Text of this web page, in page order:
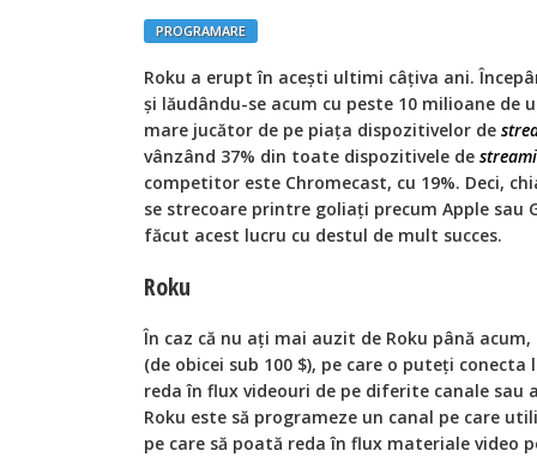
PROGRAMARE
Roku a erupt în acești ultimi câțiva ani.
și lăudându-se acum cu peste 10 milioane de
mare jucător de pe piața dispozitivelor de
vânzând 37% din toate dispozitivele de
competitor este Chromecast, cu 19%. Deci,
se strecoare printre goliați precum Apple sau
făcut acest lucru cu destul de mult succes.
Roku
În caz că nu ați mai auzit de Roku până
(de obicei sub 100 $), pe care o puteți
reda în flux videouri de pe diferite canale
Roku este să programeze un canal pe care
pe care să poată reda în flux materiale video